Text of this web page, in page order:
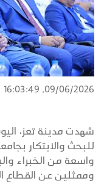
09/06/2026, 16:03:49
شهدت مدينة تعز،
للبحث والابتكار
واسعة من الخبراء
وممثلين عن القطاع